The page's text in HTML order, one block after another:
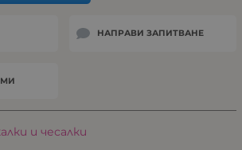
НАПРАВИ ЗАПИТВАНЕ
и чесалки